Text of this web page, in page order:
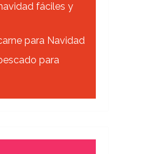
fáciles y
para Navidad
para